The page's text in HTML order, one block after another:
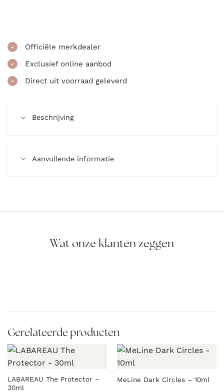
Officiële merkdealer
Exclusief online aanbod
Direct uit voorraad geleverd
Beschrijving
Aanvullende informatie
Wat onze klanten zeggen
Gerelateerde producten
LABAREAU The Protector –
30ml
MeLine Dark Circles – 10ml